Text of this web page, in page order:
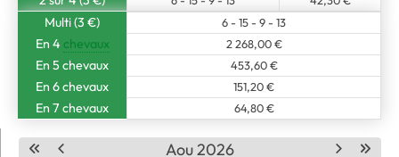
Aou 2026
Multi (3 €) 6 - 15 - 9 - 13
En 4 chevaux 2 268,00 €
En 5 chevaux 453,60 €
En 6 chevaux 151,20 €
En 7 chevaux 64,80 €